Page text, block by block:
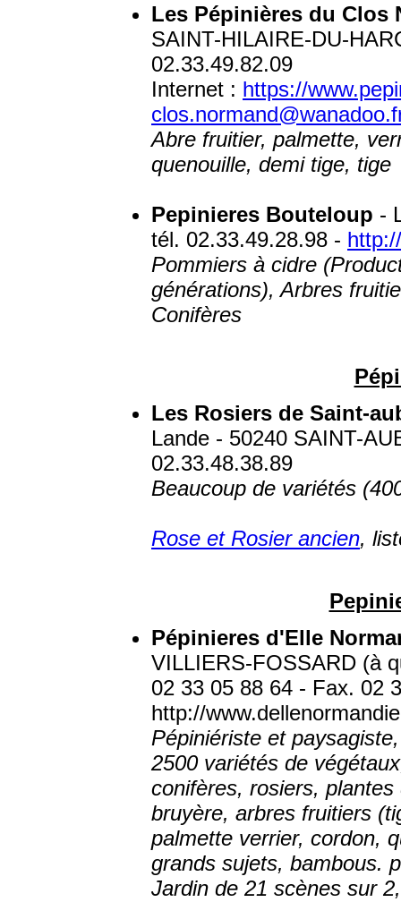
Les Pépinières du Clos
SAINT-HILAIRE-DU-
02.33.49.82.09
Internet : https://
Abre fruitier, palmette,
quenouille, demi tige, tige
Pepinieres Bouteloup -
tél. 02.33.49.28.98 -
Pommiers à cidre
générations), Arbres
Conifères
Les Rosiers de Saint-
Lande - 50240 SAINT-
02.33.48.38.89
Beaucoup de variétés
Rose et Rosier ancien,
Pépinieres d'Elle
VILLIERS-FOSSARD (à
02 33 05 88 64 - Fax. 02
http://
Pépiniériste et
2500 variétés de
conifères, rosiers,
bruyère, arbres fruitiers
palmette verrier, cordon,
grands sujets, bambous.
Jardin de 21 scènes sur